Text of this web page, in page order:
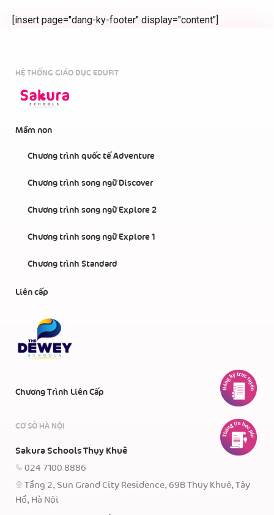
[insert page="dang-ky-footer" display="content"]
HỆ THỐNG GIÁO DỤC EDUFIT
Mầm non
Chương trình quốc tế Adventure
Chương trình song ngữ Discover
Chương trình song ngữ Explore 2
Chương trình song ngữ Explore 1
Chương trình Standard
Liên cấp
Chương Trình Liên Cấp
CƠ SỞ HÀ NỘI
Sakura Schools Thụy Khuê
024 7100 8886
Tầng 2, Sun Grand City Residence, 69B Thụy Khuê, Tây
Hồ, Hà Nội